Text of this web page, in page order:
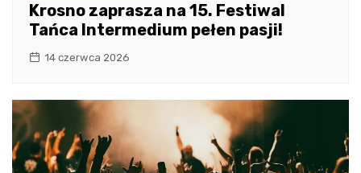
Krosno zaprasza na 15. Festiwal
Tańca Intermedium pełen pasji!
14 czerwca 2026